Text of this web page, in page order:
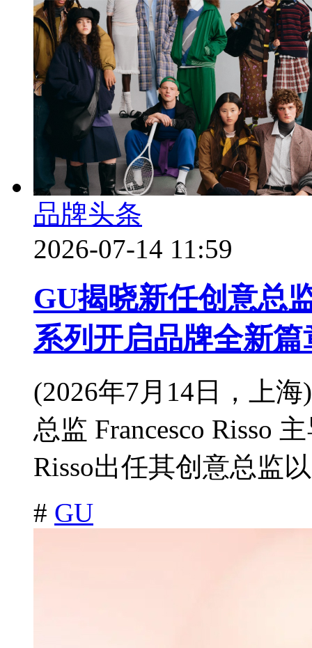
品牌头条
2026-07-14 11:59
GU揭晓新任创意总
系列开启品牌全新篇
(2026年7月14日，上
总监 Francesco Risso
Risso出任其创意总监
# GU